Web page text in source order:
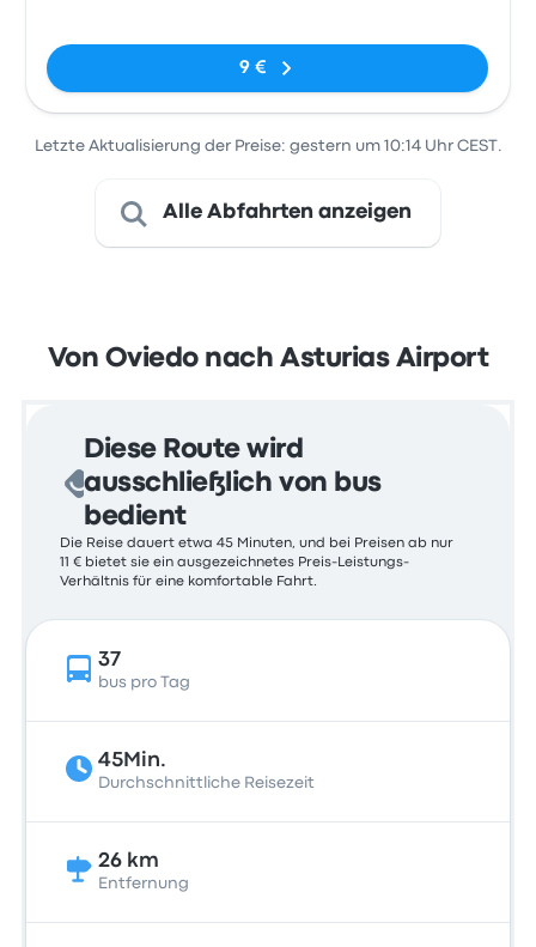
9 €
Letzte Aktualisierung der Preise: gestern um 10:14 Uhr CEST.
Alle Abfahrten anzeigen
Von Oviedo nach Asturias Airport
Diese Route wird
ausschließlich von bus
bedient
Die Reise dauert etwa 45 Minuten, und bei Preisen ab nur
11 € bietet sie ein ausgezeichnetes Preis-Leistungs-
Verhältnis für eine komfortable Fahrt.
37
bus pro Tag
45Min.
Durchschnittliche Reisezeit
26 km
Entfernung